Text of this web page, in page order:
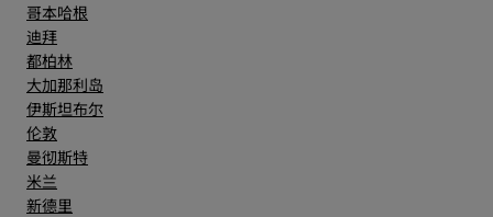
哥本哈根
迪拜
都柏林
大加那利岛
伊斯坦布尔
伦敦
曼彻斯特
米兰
新德里